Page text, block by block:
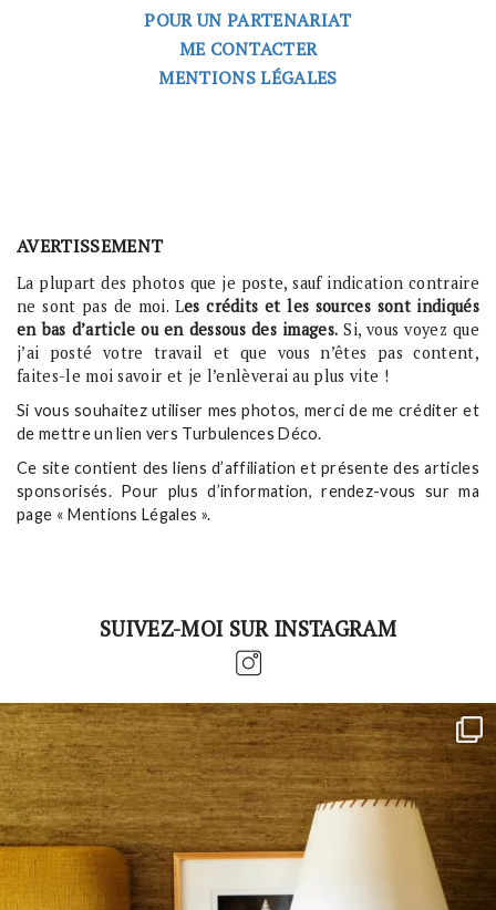
POUR UN PARTENARIAT
ME CONTACTER
MENTIONS LÉGALES
AVERTISSEMENT
La plupart des photos que je poste, sauf indication contraire
ne sont pas de moi. Les crédits et les sources sont indiqués
en bas d’article ou en dessous des images. Si, vous voyez que
j’ai posté votre travail et que vous n’êtes pas content,
faites-le moi savoir et je l’enlèverai au plus vite !
Si vous souhaitez utiliser mes photos, merci de me créditer et
de mettre un lien vers Turbulences Déco.
Ce site contient des liens d’affiliation et présente des articles
sponsorisés. Pour plus d’information, rendez-vous sur ma
page « Mentions Légales ».
SUIVEZ-MOI SUR INSTAGRAM